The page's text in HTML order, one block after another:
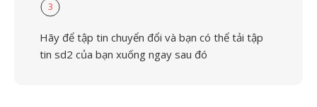
3
Hãy để tập tin chuyển đổi và bạn có thể tải tập
tin sd2 của bạn xuống ngay sau đó